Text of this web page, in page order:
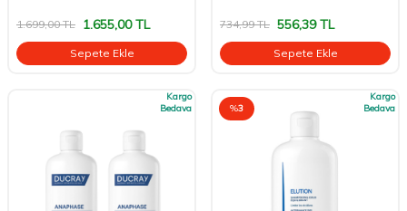
1.699,00TL 1.655,00TL
Sepete Ekle
734,99TL 556,39TL
Sepete Ekle
Kargo
Bedava
%3
Kargo
Bedava